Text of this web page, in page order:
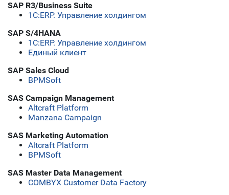
SAP R3/Business Suite
1С:ERP. Управление холдингом
SAP S/4HANA
1С:ERP. Управление холдингом
Единый клиент
SAP Sales Cloud
BPMSoft
SAS Campaign Management
Altcraft Platform
Manzana Campaign
SAS Marketing Automation
Altcraft Platform
BPMSoft
SAS Master Data Management
COMBYX Customer Data Factory